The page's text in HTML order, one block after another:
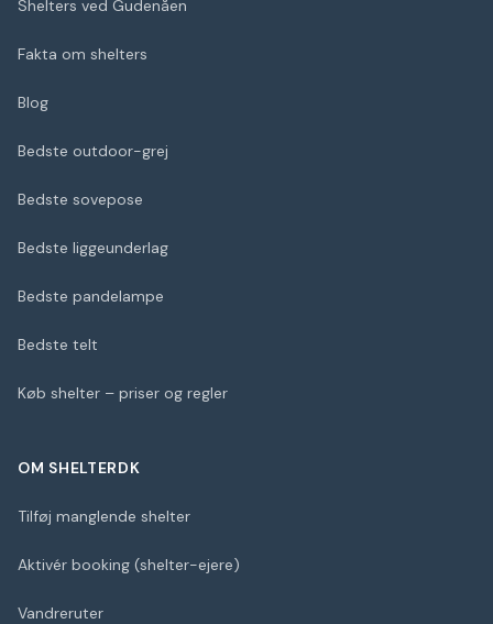
Shelters ved Gudenåen
Fakta om shelters
Blog
Bedste outdoor-grej
Bedste sovepose
Bedste liggeunderlag
Bedste pandelampe
Bedste telt
Køb shelter – priser og regler
OM SHELTERDK
Tilføj manglende shelter
Aktivér booking (shelter-ejere)
Vandreruter